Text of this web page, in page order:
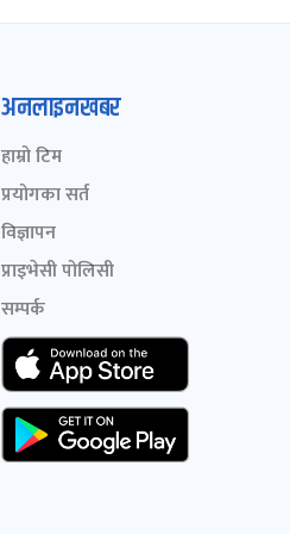
अनलाइनखबर
हाम्रो टिम
प्रयोगका सर्त
विज्ञापन
प्राइभेसी पोलिसी
सम्पर्क